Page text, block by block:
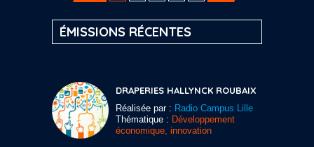
ÉMISSIONS RÉCENTES
DRAPERIES HALLYNCK ROUBAIX
Réalisée par : Radio Campus Lille
Thématique : Développement
économique, innovation